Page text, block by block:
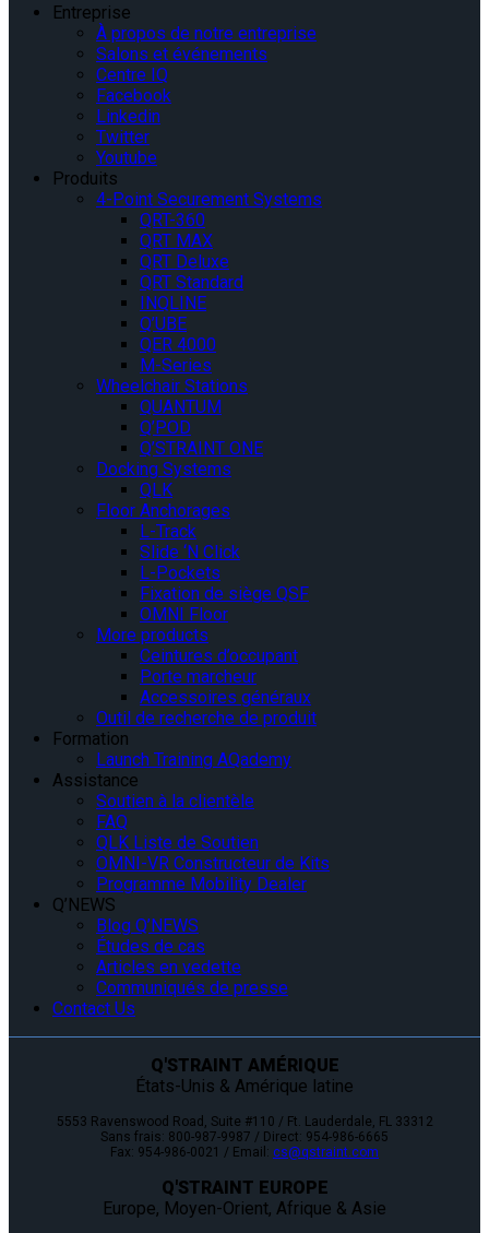
Entreprise
À propos de notre entreprise
Salons et événements
Centre IQ
Facebook
Linkedin
Twitter
Youtube
Produits
4-Point Securement Systems
QRT-360
QRT MAX
QRT Deluxe
QRT Standard
INQLINE
Q’UBE
QER 4000
M-Series
Wheelchair Stations
QUANTUM
Q’POD
Q’STRAINT ONE
Docking Systems
QLK
Floor Anchorages
L-Track
Slide ‘N Click
L-Pockets
Fixation de siège QSF
OMNI Floor
More products
Ceintures d’occupant
Porte marcheur
Accessoires généraux
Outil de recherche de produit
Formation
Launch Training AQademy
Assistance
Soutien à la clientèle
FAQ
QLK Liste de Soutien
OMNI-VR Constructeur de Kits
Programme Mobility Dealer
Q’NEWS
Blog Q’NEWS
Études de cas
Articles en vedette
Communiqués de presse
Contact Us
Q'STRAINT AMÉRIQUE
États-Unis & Amérique latine
5553 Ravenswood Road, Suite #110 / Ft. Lauderdale, FL 33312
Sans frais: 800-987-9987 / Direct: 954-986-6665
Fax: 954-986-0021 / Email: cs@qstraint.com
Q'STRAINT EUROPE
Europe, Moyen-Orient, Afrique & Asie